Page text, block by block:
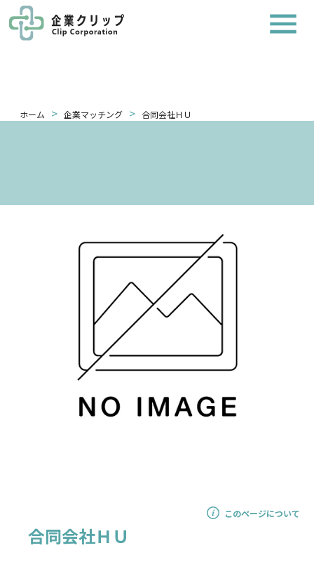
ホーム > 企業マッチング > 合同会社ＨＵ
このページについて
合同会社ＨＵ